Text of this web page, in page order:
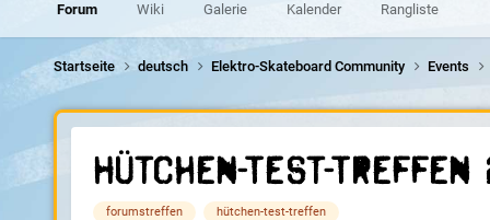
Forum Wiki Galerie Kalender Rangliste
Startseite deutsch Elektro-Skateboard Community Events
Hütchen-Test-Treffen
forumstreffen hütchen-test-treffen